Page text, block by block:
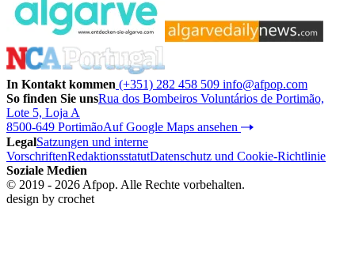
In Kontakt kommen (+351) 282 458 509 info@afpop.com
So finden Sie unsRua dos Bombeiros Voluntários de Portimão,
Lote 5, Loja A
8500-649 PortimãoAuf Google Maps ansehen
LegalSatzungen und interne
VorschriftenRedaktionsstatutDatenschutz und Cookie-Richtlinie
Soziale Medien
© 2019 - 2026 Afpop. Alle Rechte vorbehalten.
design by crochet